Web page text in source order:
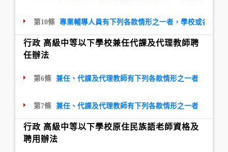
第10條 專業輔導人員有下列各款情形之一者，學校或各該
行政 高級中等以下學校兼任代課及代理教師聘
任辦法
第6條 兼任、代課及代理教師有下列各款情形之一者，學校
第7條 兼任、代課及代理教師有下列各款情形之一者，學校
行政 高級中等以下學校原住民族語老師資格及
聘用辦法